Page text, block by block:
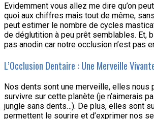
Evidemment vous allez me dire qu’on
quoi aux chiffres mais tout de même,
peut estimer le nombre de cycles
de déglutition à peu prêt semblables. Et,
pas anodin car notre occlusion n’est pas
L’Occlusion Dentaire : Une Merveille
Nos dents sont une merveille, elles nous
survivre sur cette planète (je n’aimerais
jungle sans dents…). De plus, elles sont
permettent le sourire et d’exprimer nos